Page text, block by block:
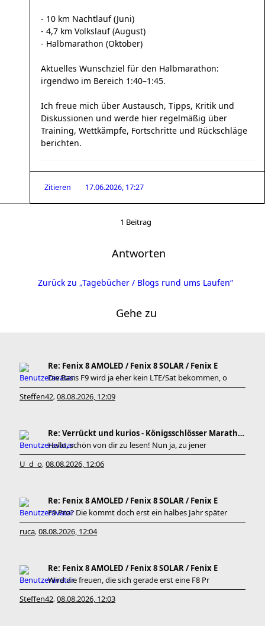
- 10 km Nachtlauf (Juni)
- 4,7 km Volkslauf (August)
- Halbmarathon (Oktober)
Aktuelles Wunschziel für den Halbmarathon:
irgendwo im Bereich 1:40–1:45.
Ich freue mich über Austausch, Tipps, Kritik und
Diskussionen und werde hier regelmäßig über
Training, Wettkämpfe, Fortschritte und Rückschläge
berichten.
Zitieren 17.06.2026, 17:27
1 Beitrag
Antworten
Zurück zu „Tagebücher / Blogs rund ums Laufen“
Gehe zu
Re: Fenix 8 AMOLED / Fenix 8 SOLAR / Fenix E
Die Basis F9 wird ja eher kein LTE/Sat bekommen, o
Steffen42, 08.08.2026, 12:09
Re: Verrückt und kurios - Königsschlösser Marathon
Hallo, schön von dir zu lesen! Nun ja, zu jener
U_d_o, 08.08.2026, 12:06
Re: Fenix 8 AMOLED / Fenix 8 SOLAR / Fenix E
F9 Pro? Die kommt doch erst ein halbes Jahr später
ruca, 08.08.2026, 12:04
Re: Fenix 8 AMOLED / Fenix 8 SOLAR / Fenix E
Wird die freuen, die sich gerade erst eine F8 Pr
Steffen42, 08.08.2026, 12:03